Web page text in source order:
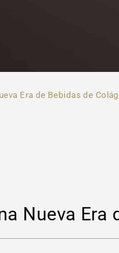
Era de Bebidas de
Nueva Era